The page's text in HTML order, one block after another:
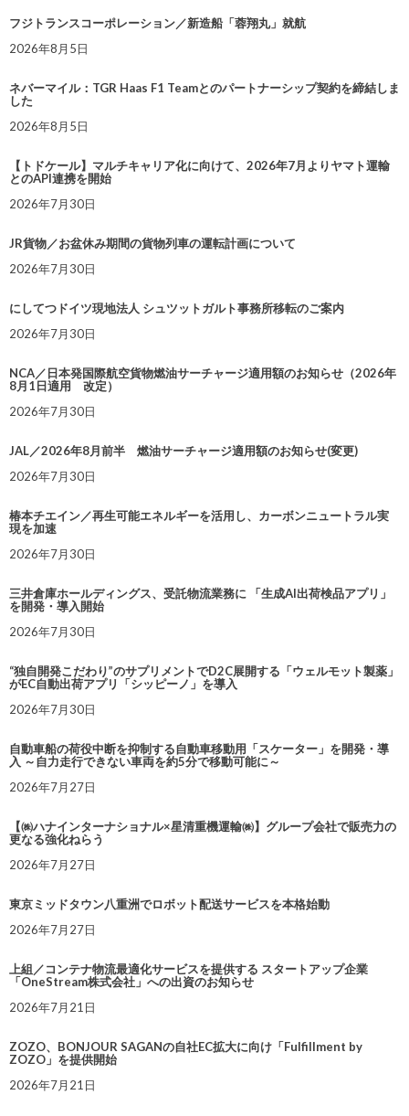
フジトランスコーポレーション／新造船「蓉翔丸」就航
2026年8月5日
ネバーマイル：TGR Haas F1 Teamとのパートナーシップ契約を締結しま
した
2026年8月5日
【トドケール】マルチキャリア化に向けて、2026年7月よりヤマト運輸
とのAPI連携を開始
2026年7月30日
JR貨物／お盆休み期間の貨物列車の運転計画について
2026年7月30日
にしてつドイツ現地法人 シュツットガルト事務所移転のご案内
2026年7月30日
NCA／日本発国際航空貨物燃油サーチャージ適用額のお知らせ（2026年
8月1日適用 改定）
2026年7月30日
JAL／2026年8月前半 燃油サーチャージ適用額のお知らせ(変更)
2026年7月30日
椿本チエイン／再生可能エネルギーを活用し、カーボンニュートラル実
現を加速
2026年7月30日
三井倉庫ホールディングス、受託物流業務に 「生成AI出荷検品アプリ」
を開発・導入開始
2026年7月30日
“独自開発こだわり”のサプリメントでD2C展開する「ウェルモット製薬」
がEC自動出荷アプリ「シッピーノ」を導入
2026年7月30日
自動車船の荷役中断を抑制する自動車移動用「スケーター」を開発・導
入 ～自力走行できない車両を約5分で移動可能に～
2026年7月27日
【㈱ハナインターナショナル×星清重機運輸㈱】グループ会社で販売力の
更なる強化ねらう
2026年7月27日
東京ミッドタウン八重洲でロボット配送サービスを本格始動
2026年7月27日
上組／コンテナ物流最適化サービスを提供する スタートアップ企業
「OneStream株式会社」への出資のお知らせ
2026年7月21日
ZOZO、BONJOUR SAGANの自社EC拡大に向け「Fulfillment by
ZOZO」を提供開始
2026年7月21日